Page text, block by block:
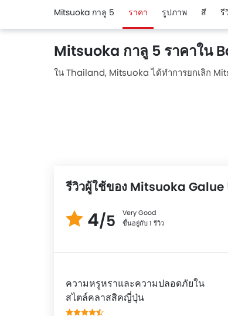
Mitsuoka กาลู 5 ราคา รูปภาพ สี รี
Mitsuoka กาลู 5 ราคาใน
ใน Thailand, Mitsuoka ได้ทำการยกเลิก
รีวิวผู้ใช้ของ Mitsuoka Galue
4/5
Very Good
ขึ้นอยู่กับ 1 รีวิว
ความหรูหราและความปลอดภัยใน
สไตล์คลาสสิคญี่ปุ่น